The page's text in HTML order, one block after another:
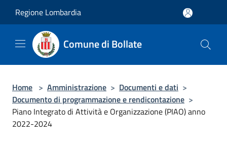
Regione Lombardia
Comune di Bollate
Home > Amministrazione > Documenti e dati >
Documento di programmazione e rendicontazione >
Piano Integrato di Attività e Organizzazione (PIAO) anno
2022-2024